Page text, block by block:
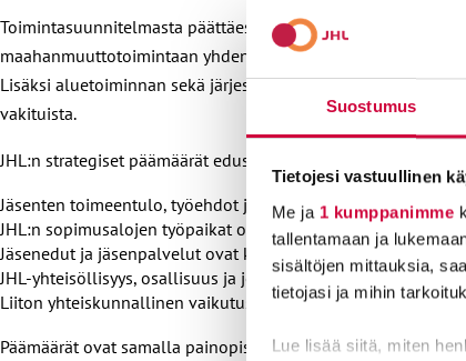
Suostumus
Tietojesi vastuullinen
Me ja 1 kumppanimme
tallentamaan ja
sisältöjen mittauksia,
tietojasi ja mihin
Lue lisää siitä, miten
Toimintasuunnitelmasta päättäessään edustajisto äänesti
maahanmuuttotoimintaan yhden projektityöntekijän sijasta.
Lisäksi aluetoiminnan sekä järjestötoiminnan
vakituista.
JHL:n strategiset päämäärät edustajistokaudella 2022–2027
Jäsenten toimeentulo, työehdot ja työmarkkina-asema
JHL:n sopimusalojen työpaikat ovat järjestäytyneet,
Jäsenedut ja jäsenpalvelut ovat kilpailukykyisiä.
JHL-yhteisöllisyys, osallisuus ja joukkovoima vahvistuvat.
Liiton yhteiskunnallinen vaikutusvalta kasvaa.
Päämäärät ovat samalla painopisteitä, joihin toimintaa